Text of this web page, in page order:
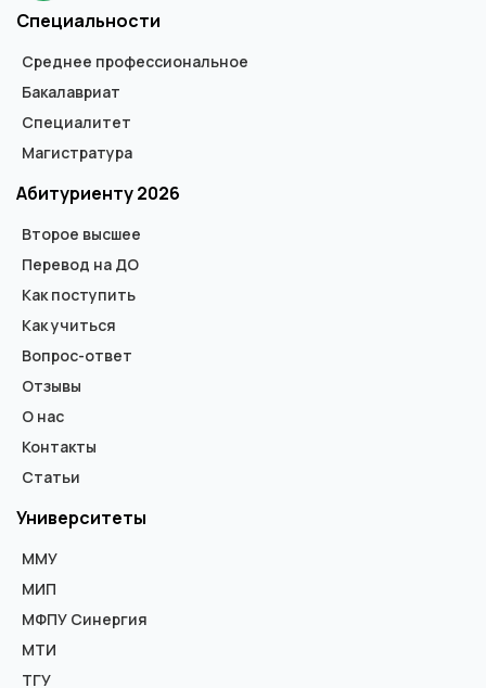
Специальности
Среднее профессиональное
Бакалавриат
Специалитет
Магистратура
Абитуриенту 2026
Второе высшее
Перевод на ДО
Как поступить
Как учиться
Вопрос-ответ
Отзывы
О нас
Контакты
Статьи
Университеты
ММУ
МИП
МФПУ Синергия
МТИ
ТГУ